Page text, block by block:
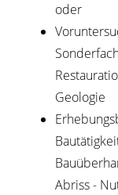
oder
Geologie
Abriss -